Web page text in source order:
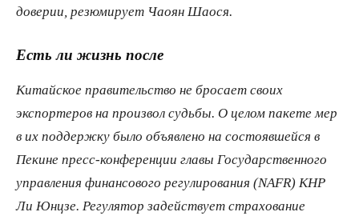
доверии, резюмирует Чаоян Шаося.
Есть ли жизнь после
Китайское правительство не бросает своих
экспортеров на произвол судьбы. О целом пакете мер
в их поддержку было объявлено на состоявшейся в
Пекине пресс-конференции главы Государственного
управления финансового регулирования (NAFR) КНР
Ли Юнцзе. Регулятор задействует страхование